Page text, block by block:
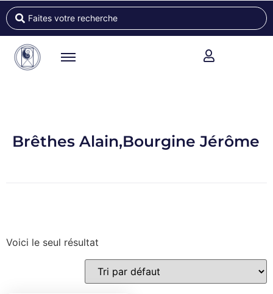
Brêthes Alain,Bourgine Jérôme
Voici le seul résultat